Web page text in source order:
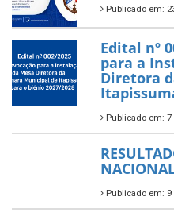
Publicado em:
Edital nº
para a
Diretora
Publicado em:
Publicado em: